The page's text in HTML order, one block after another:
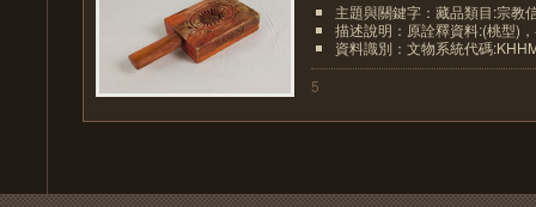
主題與關鍵字：藏品類目:宗教
描述說明：原詮釋資料:(桃型)
資料識別：文物系統代碼
5